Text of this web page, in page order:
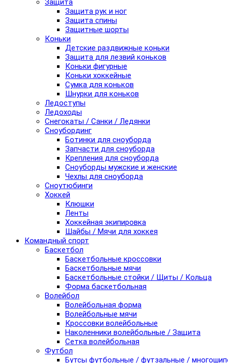
Защита
Защита рук и ног
Защита спины
Защитные шорты
Коньки
Детские раздвижные коньки
Защита для лезвий коньков
Коньки фигурные
Коньки хоккейные
Сумка для коньков
Шнурки для коньков
Ледоступы
Ледоходы
Снегокаты / Санки / Ледянки
Сноубординг
Ботинки для сноуборда
Запчасти для сноуборда
Крепления для сноуборда
Сноуборды мужские и женские
Чехлы для сноуборда
Сноутюбинги
Хоккей
Клюшки
Ленты
Хоккейная экипировка
Шайбы / Мячи для хоккея
Командный спорт
Баскетбол
Баскетбольные кроссовки
Баскетбольные мячи
Баскетбольные стойки / Щиты / Кольца
Форма баскетбольная
Волейбол
Волейбольная форма
Волейбольные мячи
Кроссовки волейбольные
Наколенники волейбольные / Защита
Сетка волейбольная
Футбол
Бутсы футбольные / футзальные /